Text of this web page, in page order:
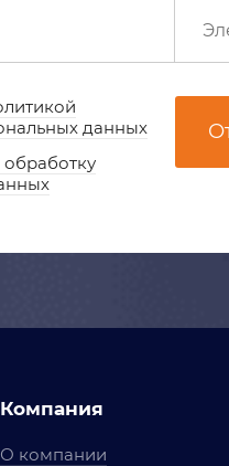
данных
обработку
Компания
О компании